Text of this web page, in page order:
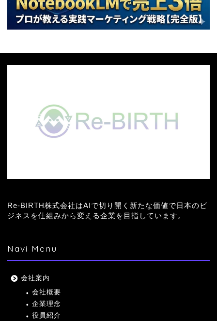
Re-BIRTH株式会社はAIで切り開く新たな価値で日本のビ
ジネスを仕組みから変える企業を目指しています。
Navi Menu
会社案内
会社概要
企業理念
役員紹介